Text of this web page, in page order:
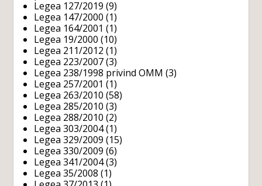
Legea 127/2019 (9)
Legea 147/2000 (1)
Legea 164/2001 (1)
Legea 19/2000 (10)
Legea 211/2012 (1)
Legea 223/2007 (3)
Legea 238/1998 privind OMM (3)
Legea 257/2001 (1)
Legea 263/2010 (58)
Legea 285/2010 (3)
Legea 288/2010 (2)
Legea 303/2004(1)
Legea 329/2009 (15)
Legea 330/2009 (6)
Legea 341/2004(3)
Legea 35/2008 (1)